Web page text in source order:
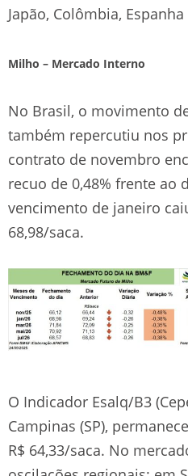
Japão, Colômbia,
Milho – Mercado Interno
No Brasil, o movimento
também repercutiu nos
contrato de novembro
recuo de 0,48% frente ao
vencimento de janeiro
68,98/saca.
O Indicador Esalq/B3
Campinas (SP),
R$ 64,33/saca. No